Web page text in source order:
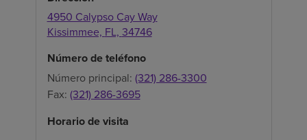
4950 Calypso Cay Way
Kissimmee, FL, 34746
Número de teléfono
Número principal: (321) 286-3300
Fax: (321) 286-3695
Horario de visita